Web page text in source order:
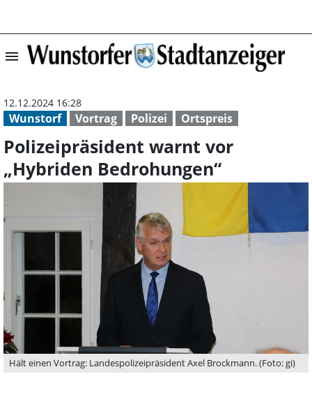
menu
Wunstorf Vortrag Polizei Ortspreis
12.12.2024 16:28
Polizeipräsident warnt vor
„Hybriden Bedrohungen“
Hält einen Vortrag: Landespolizeipräsident Axel Brockmann. (Foto: gi)